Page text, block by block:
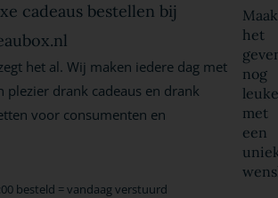
cadeaus bestellen bij
het al. Wij maken iedere dag met
plezier drank cadeaus en drank
voor consumenten en
besteld = vandaag verstuurd
Maak
het
nog
met
een